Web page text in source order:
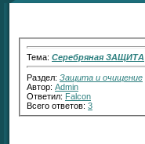
Тема:Серебряная ЗАЩИТА
Раздел:Защита и очищение
Автор:Admin
Ответил:Falcon
Всего ответов:3